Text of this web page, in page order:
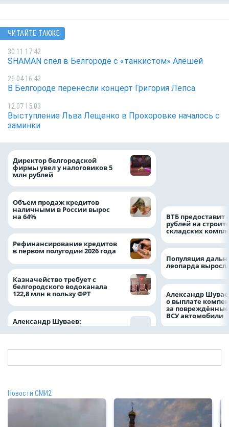
ЧИТАЙТЕ ТАКЖЕ
30.11 17:42
SHAMAN спел в Белгороде с «танкистом» Алёшей
26.04 16:42
В Белгороде перенесли концерт Григория Лепса
12.07 15:03
Выступление Льва Лещенко в Прохоровке началось с
заминки
Директор белгородской
фирмы увел у налоговиков 5
млн рублей
Объем продаж кредитов
наличными в России вырос
на 64%
Рефинансирование кредитов
в первом полугодии 2026 года
Казначейство требует с
белгородского водоканала
122,8 млн в пользу ФРТ
Александр Шуваев:
ВТБ предоставит
рублей на
складских
Популяция
леопарда
Александр
о выплате
за
ВСУ автомобили
Новости СМИ2